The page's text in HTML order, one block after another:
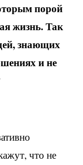
порой
жизнь. Так
знающих
и не
что не